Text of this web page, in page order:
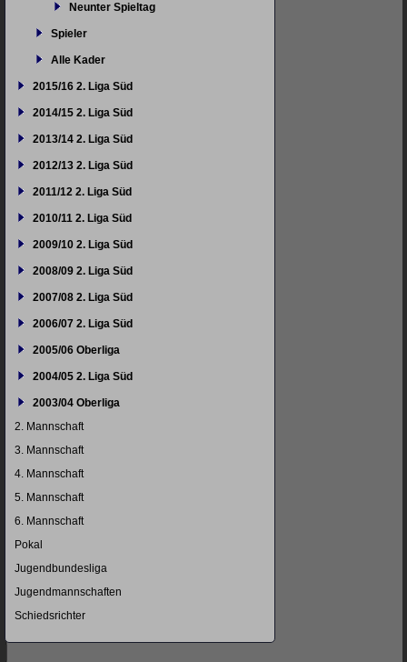
Neunter Spieltag
Spieler
Alle Kader
2015/16 2. Liga Süd
2014/15 2. Liga Süd
2013/14 2. Liga Süd
2012/13 2. Liga Süd
2011/12 2. Liga Süd
2010/11 2. Liga Süd
2009/10 2. Liga Süd
2008/09 2. Liga Süd
2007/08 2. Liga Süd
2006/07 2. Liga Süd
2005/06 Oberliga
2004/05 2. Liga Süd
2003/04 Oberliga
2. Mannschaft
3. Mannschaft
4. Mannschaft
5. Mannschaft
6. Mannschaft
Pokal
Jugendbundesliga
Jugendmannschaften
Schiedsrichter